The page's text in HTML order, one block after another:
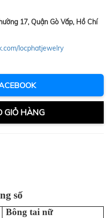
17, Quận Gò Vấp, Hồ Chí
locphatjewelry
GIỎ HÀNG
số
Bông tai nữ